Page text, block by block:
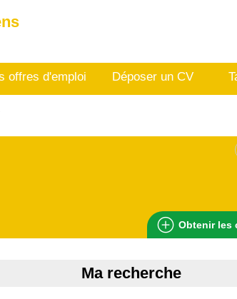
offres d'emploi Déposer un CV
Obtenir les
Ma recherche